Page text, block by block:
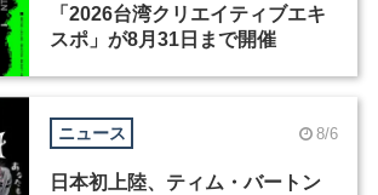
「2026台湾クリエイティブエキ
スポ」が8月31日まで開催
ニュース 8/6
日本初上陸、ティム・バートン